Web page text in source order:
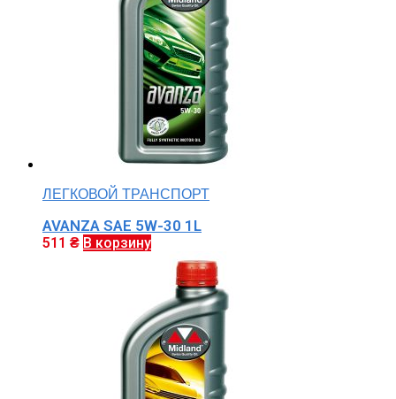
ЛЕГКОВОЙ ТРАНСПОРТ
AVANZA SAE 5W-30 1L
511 ₴ В корзину